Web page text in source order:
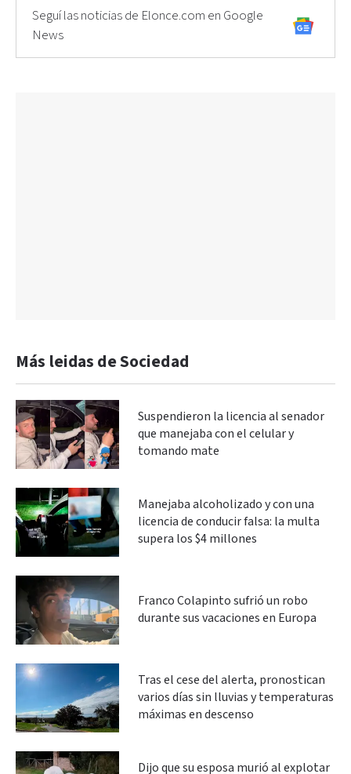
Seguí las noticias de Elonce.com en Google
News
Más leidas de Sociedad
Suspendieron la licencia al senador
que manejaba con el celular y
tomando mate
Manejaba alcoholizado y con una
licencia de conducir falsa: la multa
supera los $4 millones
Franco Colapinto sufrió un robo
durante sus vacaciones en Europa
Tras el cese del alerta, pronostican
varios días sin lluvias y temperaturas
máximas en descenso
Dijo que su esposa murió al explotar